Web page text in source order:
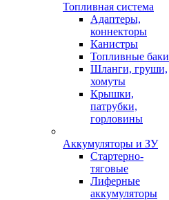
Топливная система
Адаптеры,
коннекторы
Канистры
Топливные баки
Шланги, груши,
хомуты
Крышки,
патрубки,
горловины
Аккумуляторы и ЗУ
Стартерно-
тяговые
Лиферные
аккумуляторы